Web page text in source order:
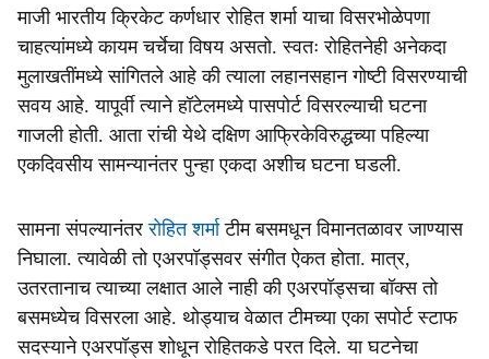
e
माजी भारतीय क्रिकेट कर्णधार रोहित शर्मा याचा विसरभोळेपणा
चाहत्यांमध्ये कायम चर्चेचा विषय असतो. स्वतः रोहितनेही अनेकदा
मुलाखतींमध्ये सांगितले आहे की त्याला लहानसहान गोष्टी विसरण्याची
सवय आहे. यापूर्वी त्याने हॉटेलमध्ये पासपोर्ट विसरल्याची घटना
गाजली होती. आता रांची येथे दक्षिण आफ्रिकेविरुद्धच्या पहिल्या
एकदिवसीय सामन्यानंतर पुन्हा एकदा अशीच घटना घडली.
सामना संपल्यानंतररोहित शर्माटीम बसमधून विमानतळावर जाण्यास
निघाला. त्यावेळी तो एअरपॉड्सवर संगीत ऐकत होता. मात्र,
उतरतानाच त्याच्या लक्षात आले नाही की एअरपॉड्सचा बॉक्स तो
बसमध्येच विसरला आहे. थोड्याच वेळात टीमच्या एका सपोर्ट स्टाफ
सदस्याने एअरपॉड्स शोधून रोहितकडे परत दिले. या घटनेचा